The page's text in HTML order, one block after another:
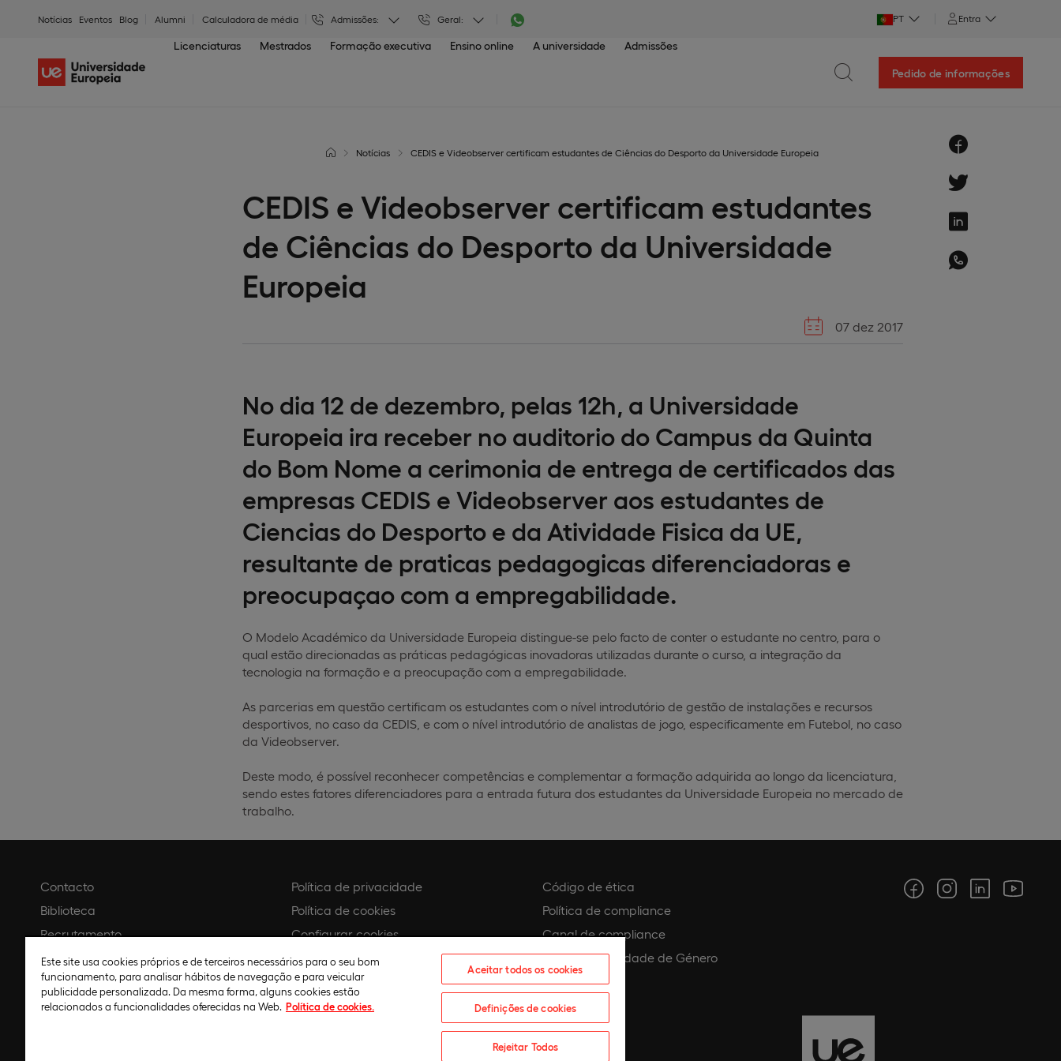
Notícias Eventos Blog Alumni Calculadora de média Admissões: Geral: PT Entra
Licenciaturas Mestrados Formação executiva Ensino online A universidade Admissões
Pedido de informações
Notícias CEDIS e Videobserver certificam estudantes de Ciências do Desporto da Universidade Europeia
CEDIS e Videobserver certificam estudantes
de Ciências do Desporto da Universidade
Europeia
07 dez 2017
No dia 12 de dezembro, pelas 12h, a Universidade
Europeia ira receber no auditorio do Campus da Quinta
do Bom Nome a cerimonia de entrega de certificados das
empresas CEDIS e Videobserver aos estudantes de
Ciencias do Desporto e da Atividade Fisica da UE,
resultante de praticas pedagogicas diferenciadoras e
preocupaçao com a empregabilidade.
O Modelo Académico da Universidade Europeia distingue-se pelo facto de conter o estudante no centro, para o
qual estão direcionadas as práticas pedagógicas inovadoras utilizadas durante o curso, a integração da
tecnologia na formação e a preocupação com a empregabilidade.
As parcerias em questão certificam os estudantes com o nível introdutório de gestão de instalações e recursos
desportivos, no caso da CEDIS, e com o nível introdutório de analistas de jogo, especificamente em Futebol, no caso
da Videobserver.
Deste modo, é possível reconhecer competências e complementar a formação adquirida ao longo da licenciatura,
sendo estes fatores diferenciadores para a entrada futura dos estudantes da Universidade Europeia no mercado de
trabalho.
Contacto
Biblioteca
Recrutamento
Agendar visita
Política de privacidade
Política de cookies
Configurar cookies
Aviso legal
Política de assédio
Código de ética
Política de compliance
Canal de compliance
Plano de Igualdade de Género
Este site usa cookies próprios e de terceiros necessários para o seu bom
funcionamento, para analisar hábitos de navegação e para veicular
publicidade personalizada. Da mesma forma, alguns cookies estão
relacionados a funcionalidades oferecidas na Web. Política de cookies.
Aceitar todos os cookies
Definições de cookies
Rejeitar Todos